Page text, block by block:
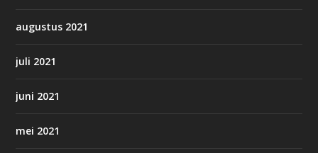
augustus 2021
juli 2021
juni 2021
mei 2021